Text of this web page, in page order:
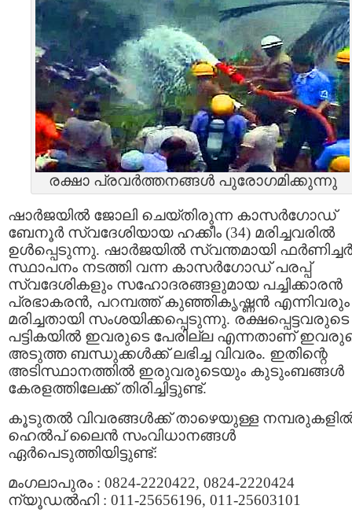
രക്ഷാ പ്രവര്‍ത്തനങ്ങള്‍ പുരോഗമിക്കുന്നു
ഷാര്‍ജയില്‍ ജോലി ചെയ്തിരുന്ന കാസര്‍ഗോഡ്‌
ബേനൂര്‍ സ്വദേശിയായ ഹക്കീം (34) മരിച്ചവരില്‍
ഉള്‍പ്പെടുന്നു. ഷാര്‍ജയില്‍ സ്വന്തമായി ഫര്‍ണിച്ചര്‍
സ്ഥാപനം നടത്തി വന്ന കാസര്‍ഗോഡ്‌ പരപ്പ്‌
സ്വദേശികളും സഹോദരങ്ങളുമായ പച്ചിക്കാരന്‍
പ്രഭാകരന്‍, പറമ്പത്ത്‌ കുഞ്ഞികൃഷ്ണന്‍ എന്നിവരും
മരിച്ചതായി സംശയിക്കപ്പെടുന്നു. രക്ഷപ്പെട്ടവരുടെ
പട്ടികയില്‍ ഇവരുടെ പേരില്ല എന്നതാണ്
അടുത്ത ബന്ധുക്കള്‍ക്ക്‌ ലഭിച്ച വിവരം. ഇതിന്റെ
അടിസ്ഥാനത്തില്‍ ഇരുവരുടെയും കുടുംബങ്ങള്‍
കേരളത്തിലേക്ക്‌ തിരിച്ചിട്ടുണ്ട്.
കൂടുതല്‍ വിവരങ്ങള്‍ക്ക് താഴെയുള്ള
ഹെല്‍പ്‌ ലൈന്‍ സംവിധാനങ്ങള്‍
ഏര്‍പെടുത്തിയിട്ടുണ്ട്‌:
മംഗലാപുരം : 0824-2220422, 0824-2220424
ന്യൂഡല്‍ഹി : 011-25656196, 011-25603101